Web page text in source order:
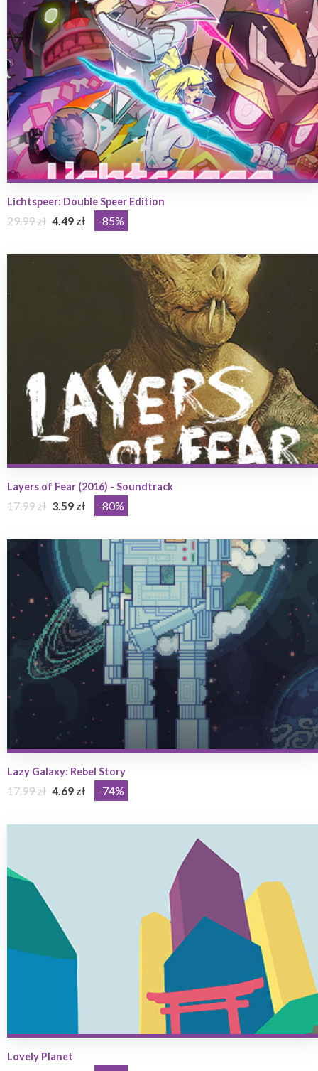
Lichtspeer: Double Speer Edition
29.99 zł 4.49 zł -85%
Layers of Fear (2016) - Soundtrack
17.99 zł 3.59 zł -80%
Lazy Galaxy: Rebel Story
17.99 zł 4.69 zł -74%
Lovely Planet